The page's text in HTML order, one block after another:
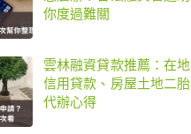
你度過難關
雲林融資貸款推薦：在地
信用貸款、房屋土地二胎
代辦心得